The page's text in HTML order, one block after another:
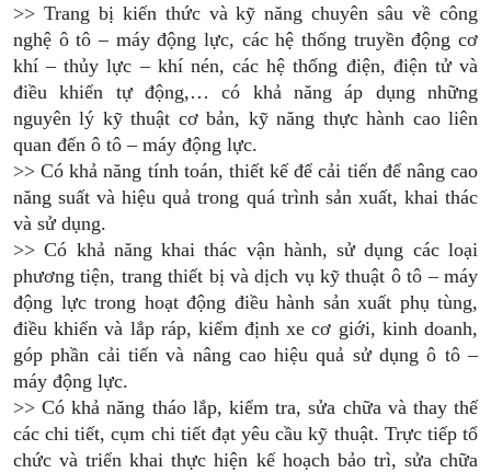
>> Trang bị kiến thức và kỹ năng chuyên sâu về công
nghệ ô tô – máy động lực, các hệ thống truyền động cơ
khí – thủy lực – khí nén, các hệ thống điện, điện tử và
điều khiển tự động,… có khả năng áp dụng những
nguyên lý kỹ thuật cơ bản, kỹ năng thực hành cao liên
quan đến ô tô – máy động lực.
>> Có khả năng tính toán, thiết kế để cải tiến để nâng cao
năng suất và hiệu quả trong quá trình sản xuất, khai thác
và sử dụng.
>> Có khả năng khai thác vận hành, sử dụng các loại
phương tiện, trang thiết bị và dịch vụ kỹ thuật ô tô – máy
động lực trong hoạt động điều hành sản xuất phụ tùng,
điều khiển và lắp ráp, kiểm định xe cơ giới, kinh doanh,
góp phần cải tiến và nâng cao hiệu quả sử dụng ô tô –
máy động lực.
>> Có khả năng tháo lắp, kiểm tra, sửa chữa và thay thế
các chi tiết, cụm chi tiết đạt yêu cầu kỹ thuật. Trực tiếp tổ
chức và triển khai thực hiện kế hoạch bảo trì, sửa chữa